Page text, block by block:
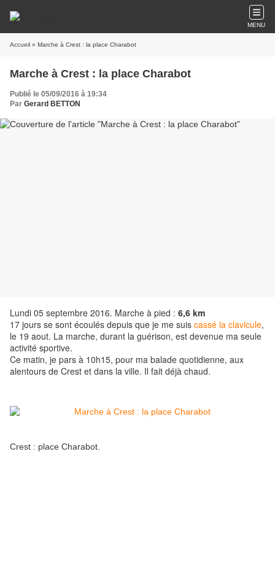
MENU
Accueil » Marche à Crest : la place Charabot
Marche à Crest : la place Charabot
Publié le 05/09/2016 à 19:34
Par Gerard BETTON
Lundi 05 septembre 2016. Marche à pied : 6,6 km
17 jours se sont écoulés depuis que je me suis cassé la clavicule,
le 19 aout. La marche, durant la guérison, est devenue ma seule
activité sportive.
Ce matin, je pars à 10h15, pour ma balade quotidienne, aux
alentours de Crest et dans la ville. Il fait déjà chaud.
Crest : place Charabot.